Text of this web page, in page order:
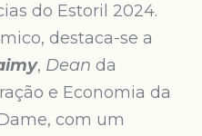
do Estoril 2024.
destaca-se a
, Dean da
e Economia da
com um